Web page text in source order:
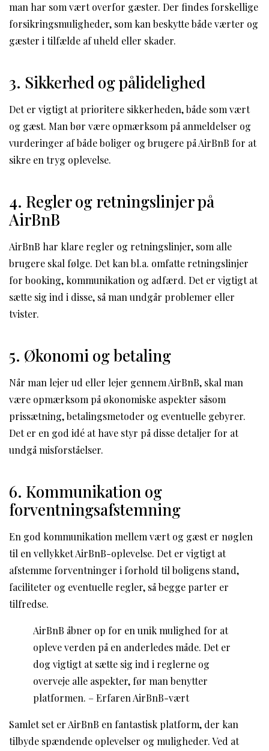
man har som vært overfor gæster. Der findes forskellige
forsikringsmuligheder, som kan beskytte både værter og
gæster i tilfælde af uheld eller skader.
3. Sikkerhed og pålidelighed
Det er vigtigt at prioritere sikkerheden, både som vært
og gæst. Man bør være opmærksom på anmeldelser og
vurderinger af både boliger og brugere på AirBnB for at
sikre en tryg oplevelse.
4. Regler og retningslinjer på
AirBnB
AirBnB har klare regler og retningslinjer, som alle
brugere skal følge. Det kan bl.a. omfatte retningslinjer
for booking, kommunikation og adfærd. Det er vigtigt at
sætte sig ind i disse, så man undgår problemer eller
tvister.
5. Økonomi og betaling
Når man lejer ud eller lejer gennem AirBnB, skal man
være opmærksom på økonomiske aspekter såsom
prissætning, betalingsmetoder og eventuelle gebyrer.
Det er en god idé at have styr på disse detaljer for at
undgå misforståelser.
6. Kommunikation og
forventningsafstemning
En god kommunikation mellem vært og gæst er nøglen
til en vellykket AirBnB-oplevelse. Det er vigtigt at
afstemme forventninger i forhold til boligens stand,
faciliteter og eventuelle regler, så begge parter er
tilfredse.
AirBnB åbner op for en unik mulighed for at
opleve verden på en anderledes måde. Det er
dog vigtigt at sætte sig ind i reglerne og
overveje alle aspekter, før man benytter
platformen. – Erfaren AirBnB-vært
Samlet set er AirBnB en fantastisk platform, der kan
tilbyde spændende oplevelser og muligheder. Ved at